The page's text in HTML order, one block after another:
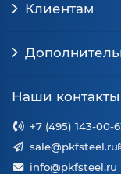
Клиентам
Наши контакты
+7 (495) 143-00-
sale@pkfsteel.ru
info@pkfsteel.ru